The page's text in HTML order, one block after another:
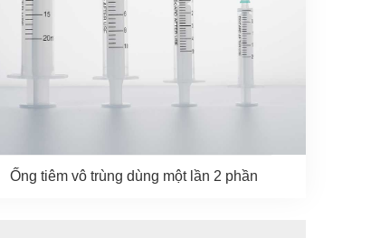
Ống tiêm vô trùng dùng một lần 2 phần